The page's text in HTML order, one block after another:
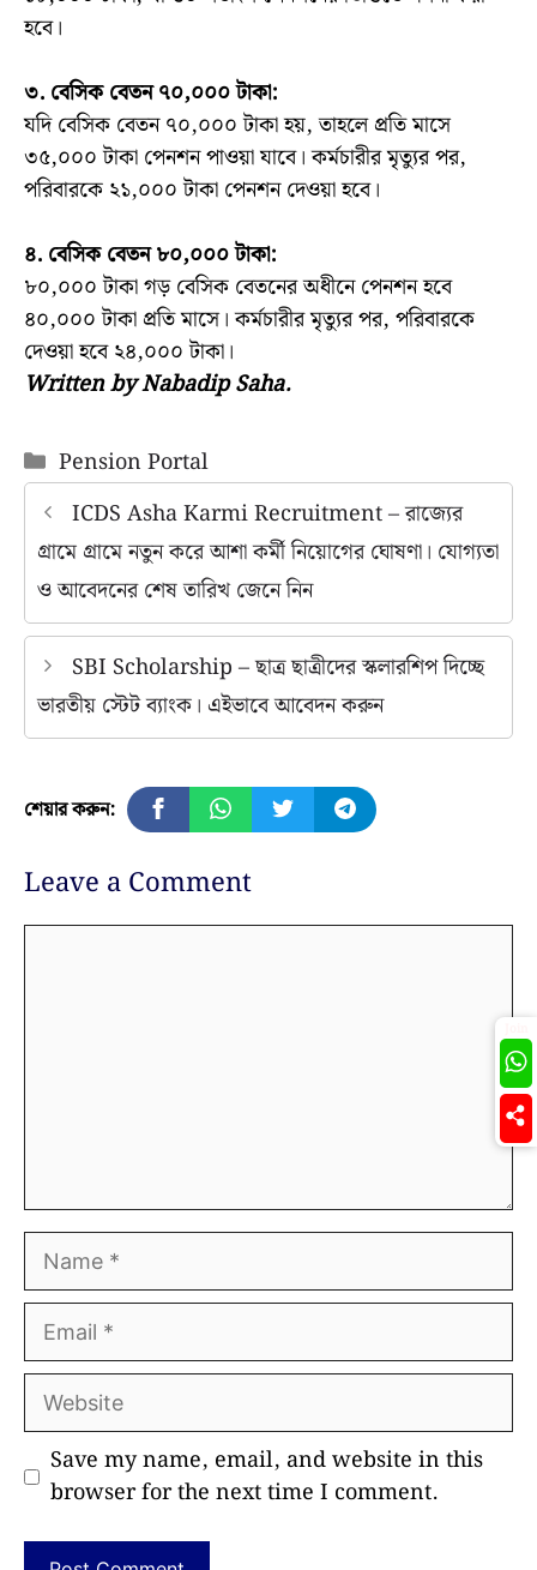
হবে।
৩. বেসিক বেতন ৭০,০০০ টাকা:
যদি বেসিক বেতন ৭০,০০০ টাকা হয়, তাহলে প্রতি মাসে
৩৫,০০০ টাকা পেনশন পাওয়া যাবে। কর্মচারীর মৃত্যুর পর,
পরিবারকে ২১,০০০ টাকা পেনশন দেওয়া হবে।
৪. বেসিক বেতন ৮০,০০০ টাকা:
৮০,০০০ টাকা গড় বেসিক বেতনের অধীনে পেনশন হবে
৪০,০০০ টাকা প্রতি মাসে। কর্মচারীর মৃত্যুর পর, পরিবারকে
দেওয়া হবে ২৪,০০০ টাকা।
Written by Nabadip Saha.
Categories
Pension Portal
ICDS Asha Karmi Recruitment – রাজ্যের
গ্ৰামে গ্ৰামে নতুন করে আশা কর্মী নিয়োগের ঘোষণা। যোগ্যতা
ও আবেদনের শেষ তারিখ জেনে নিন
SBI Scholarship – ছাত্র ছাত্রীদের স্কলারশিপ দিচ্ছে
ভারতীয় স্টেট ব্যাংক। এইভাবে আবেদন করুন
শেয়ার করুন:
Leave a Comment
Name
Email
Website
Save my name, email, and website in this
browser for the next time I comment.